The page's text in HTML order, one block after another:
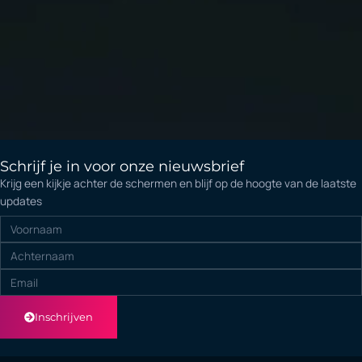
Schrijf je in voor onze nieuwsbrief
Krijg een kijkje achter de schermen en blijf op de hoogte van de laatste
updates
Voornaam
Achternaam
Email
Inschrijven